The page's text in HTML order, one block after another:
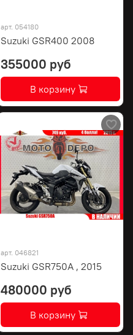
арт. 054180
Suzuki GSR400 2008
355000 руб
В корзину
арт. 046821
Suzuki GSR750A , 2015
480000 руб
В корзину